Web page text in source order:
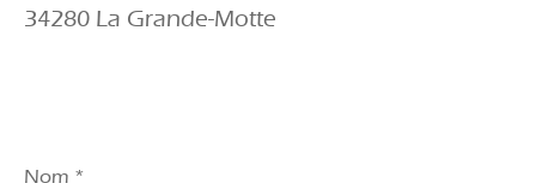
34280 La Grande-Motte
*